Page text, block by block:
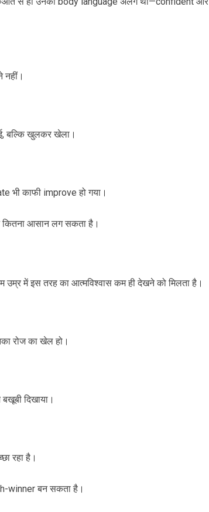
नहीं।
बल्कि खुलकर खेला।
भी काफी improve हो गया।
कितना आसान लग सकता है।
में इस तरह का आत्मविश्वास कम ही देखने को मिलता है।
रोज का खेल हो।
दिखाया।
रहा है।
winner बन सकता है।